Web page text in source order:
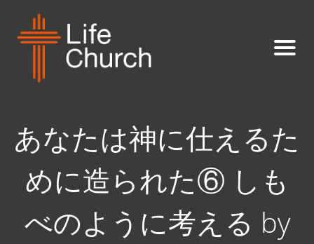
あなたは神に仕えるた
めに造られた⑥ しも
べのように考える by